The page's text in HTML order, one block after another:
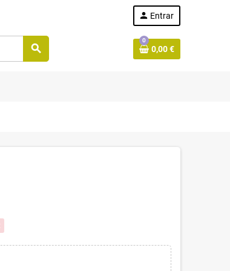
person Entrar
search
0
0,00 €